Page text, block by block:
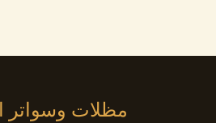
مظلات وسواتر